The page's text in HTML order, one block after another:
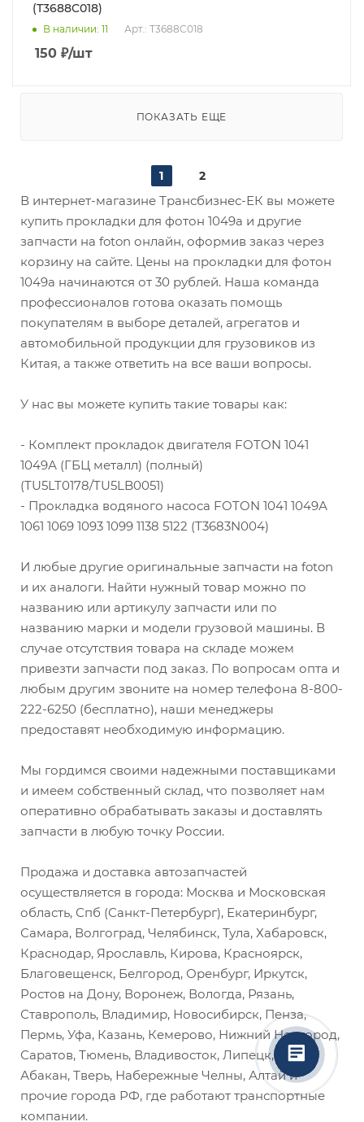
(T3688C018)
В наличии: 11 Арт.: T3688C018
150 ₽/шт
ПОКАЗАТЬ ЕЩЕ
1 2
В интернет-магазине Трансбизнес-ЕК вы можете
купить прокладки для фотон 1049а и другие
запчасти на foton онлайн, оформив заказ через
корзину на сайте. Цены на прокладки для фотон
1049а начинаются от 30 рублей. Наша команда
профессионалов готова оказать помощь
покупателям в выборе деталей, агрегатов и
автомобильной продукции для грузовиков из
Китая, а также ответить на все ваши вопросы.
У нас вы можете купить такие товары как:
- Комплект прокладок двигателя FOTON 1041
1049А (ГБЦ металл) (полный)
(TU5LT0178/TU5LB0051)
- Прокладка водяного насоса FOTON 1041 1049А
1061 1069 1093 1099 1138 5122 (T3683N004)
И любые другие оригинальные запчасти на foton
и их аналоги. Найти нужный товар можно по
названию или артикулу запчасти или по
названию марки и модели грузовой машины. В
случае отсутствия товара на складе можем
привезти запчасти под заказ. По вопросам опта и
любым другим звоните на номер телефона 8-800-
222-6250 (бесплатно), наши менеджеры
предоставят необходимую информацию.
Мы гордимся своими надежными поставщиками
и имеем собственный склад, что позволяет нам
оперативно обрабатывать заказы и доставлять
запчасти в любую точку России.
Продажа и доставка автозапчастей
осуществляется в города: Москва и Московская
область, Спб (Санкт-Петербург), Екатеринбург,
Самара, Волгоград, Челябинск, Тула, Хабаровск,
Краснодар, Ярославль, Кирова, Красноярск,
Благовещенск, Белгород, Оренбург, Иркутск,
Ростов на Дону, Воронеж, Вологда, Рязань,
Ставрополь, Владимир, Новосибирск, Пенза,
Пермь, Уфа, Казань, Кемерово, Нижний Новгород,
Саратов, Тюмень, Владивосток, Липецк, Омск,
Абакан, Тверь, Набережные Челны, Алтай и
прочие города РФ, где работают транспортные
компании.